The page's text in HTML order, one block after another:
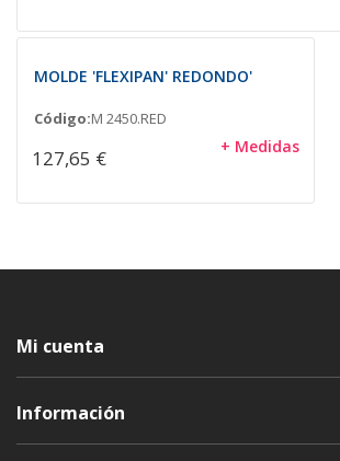
MOLDE 'FLEXIPAN' REDONDO'
Código:M 2450.RED
127,65 € + Medidas
Mi cuenta
Información